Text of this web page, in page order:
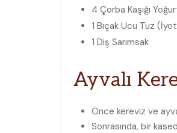
4 Çorba Kaşığı
1 Bıçak Ucu Tuz
1 Diş Sarımsak
Ayvalı
Önce kereviz ve
Sonrasında, bir